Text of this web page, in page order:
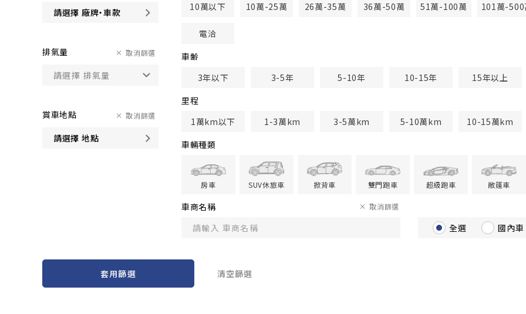
請選擇 廠牌・車款
排氣量 取消篩選
賞車地點
請選擇 地點
取消篩選
10萬以下
10萬-25萬 26萬-35萬 36萬-50萬 51萬-100萬 101萬-500
電洽
車齢
3年以下
3-5年 5-10年 10-15年
15年以上
里程
1萬km以下
1-3萬km 3-5萬km 5-10萬km
10-15萬km
車輛種類
房車 SUV休旅車 掀背車 雙門跑車 超級跑車 敞篷車
車商名稱 取消篩選
全選 國內車
套用篩選 清空篩選